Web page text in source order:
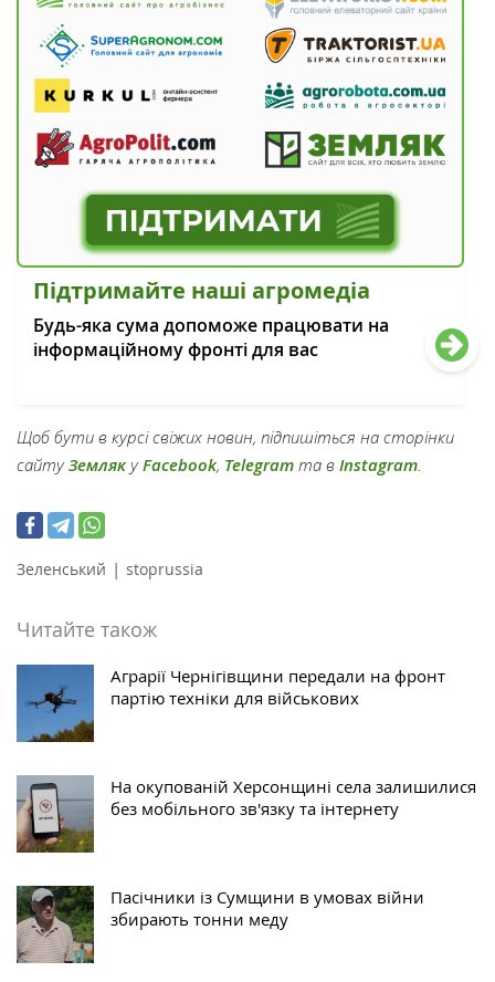
Підтримайте наші агромедіа
Будь-яка сума допоможе працювати на
інформаційному фронті для вас
Щоб бути в курсі свіжих новин, підпишіться на сторінки
сайтуЗемлякуFacebook, Telegram та в Instagram.
Зеленський | stoprussia
Читайте також
Аграрії Чернігівщини передали на фронт
партію техніки для військових
На окупованій Херсонщині села залишилися
без мобільного зв'язку та інтернету
Пасічники із Сумщини в умовах війни
збирають тонни меду